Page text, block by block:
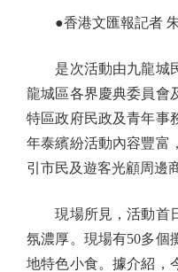
●香港文匯報記者
是次活動由九龍城民
龍城區各界慶典委員會
特區政府民政及青年事
年泰繽紛活動內容豐富
引市民及遊客光顧周邊
現場所見，活動首日
氛濃厚。現場有50多個
地特色小食。據介紹，